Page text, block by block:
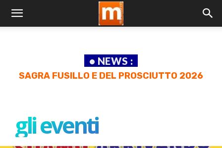
• NEWS :
41 SAGRA DEL PROSCIUTTO – GAURO DI
gli eventi